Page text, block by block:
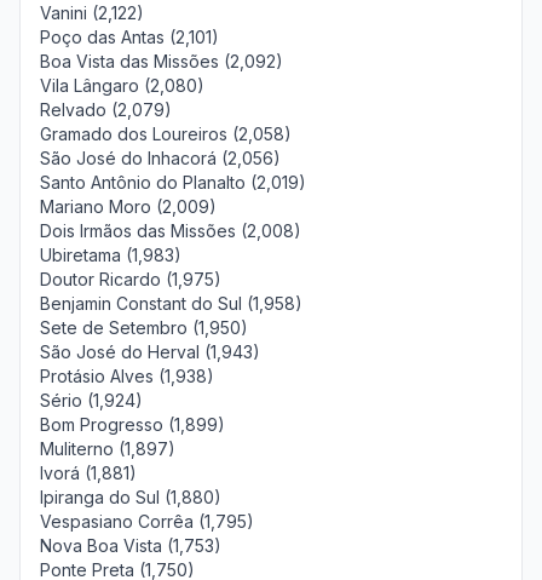
Vanini (2,122)
Poço das Antas (2,101)
Boa Vista das Missões (2,092)
Vila Lângaro (2,080)
Relvado (2,079)
Gramado dos Loureiros (2,058)
São José do Inhacorá (2,056)
Santo Antônio do Planalto (2,019)
Mariano Moro (2,009)
Dois Irmãos das Missões (2,008)
Ubiretama (1,983)
Doutor Ricardo (1,975)
Benjamin Constant do Sul (1,958)
Sete de Setembro (1,950)
São José do Herval (1,943)
Protásio Alves (1,938)
Sério (1,924)
Bom Progresso (1,899)
Muliterno (1,897)
Ivorá (1,881)
Ipiranga do Sul (1,880)
Vespasiano Corrêa (1,795)
Nova Boa Vista (1,753)
Ponte Preta (1,750)